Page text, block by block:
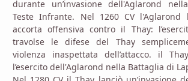
durante un’invasione dell'Aglarond
Teste Infrante. Nel 1260 CV l'Aglarond
accorta offensiva contro il Thay:
travolse le difese del Thay
violenza inaspettata dell’attacco. il
l’esercito dell'Aglarond nella Battaglia di